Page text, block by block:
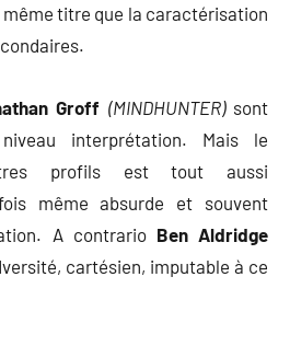
même titre que la caractérisation
Groff (MINDHUNTER) sont
interprétation. Mais le
profils est tout aussi
même absurde et souvent
A contrarioBen Aldridge
cartésien, imputable à ce